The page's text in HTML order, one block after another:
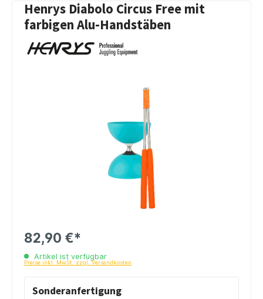
Henrys Diabolo Circus Free mit
farbigen Alu-Handstäben
82,90 €*
Artikel ist verfügbar
Preise inkl. MwSt. zzgl. Versandkosten
Sonderanfertigung